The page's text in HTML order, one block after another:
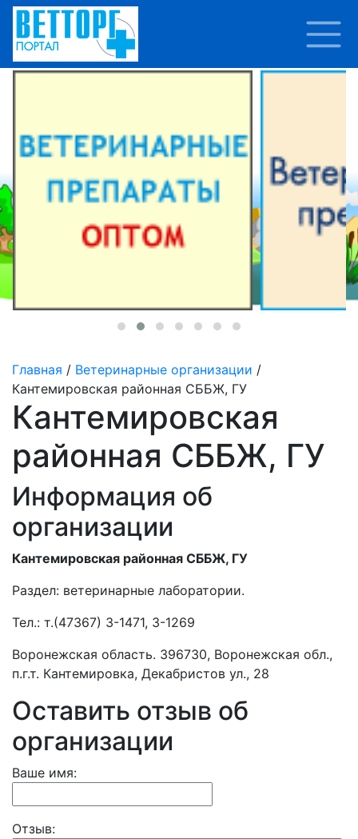
Главная / Ветеринарные организации /
Кантемировская районная СББЖ, ГУ
Кантемировская
районная СББЖ, ГУ
Информация об
организации
Кантемировская районная СББЖ, ГУ
Раздел: ветеринарные лаборатории.
Тел.: т.(47367) 3-1471, 3-1269
Воронежская область. 396730, Воронежская обл.,
п.г.т. Кантемировка, Декабристов ул., 28
Оставить отзыв об
организации
Ваше имя:
Отзыв: